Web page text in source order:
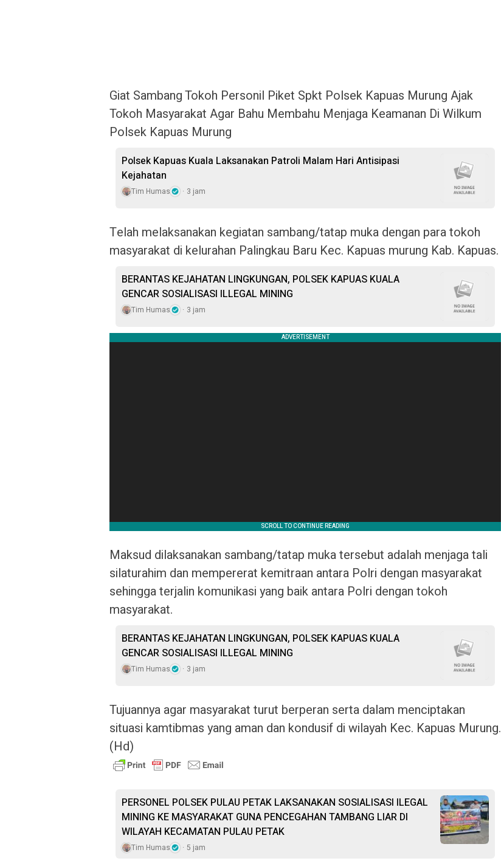
Giat Sambang Tokoh Personil Piket Spkt Polsek Kapuas Murung Ajak
Tokoh Masyarakat Agar Bahu Membahu Menjaga Keamanan Di Wilkum
Polsek Kapuas Murung
Polsek Kapuas Kuala Laksanakan Patroli Malam Hari Antisipasi
Kejahatan
Tim Humas 3 jam
Telah melaksanakan kegiatan sambang/tatap muka dengan para tokoh
masyarakat di kelurahan Palingkau Baru Kec. Kapuas murung Kab. Kapuas.
BERANTAS KEJAHATAN LINGKUNGAN, POLSEK KAPUAS KUALA
GENCAR SOSIALISASI ILLEGAL MINING
Tim Humas 3 jam
Maksud dilaksanakan sambang/tatap muka tersebut adalah menjaga tali
silaturahim dan mempererat kemitraan antara Polri dengan masyarakat
sehingga terjalin komunikasi yang baik antara Polri dengan tokoh
masyarakat.
BERANTAS KEJAHATAN LINGKUNGAN, POLSEK KAPUAS KUALA
GENCAR SOSIALISASI ILLEGAL MINING
Tim Humas 3 jam
Tujuannya agar masyarakat turut berperan serta dalam menciptakan
situasi kamtibmas yang aman dan kondusif di wilayah Kec. Kapuas Murung.
(Hd)
PERSONEL POLSEK PULAU PETAK LAKSANAKAN SOSIALISASI ILEGAL
MINING KE MASYARAKAT GUNA PENCEGAHAN TAMBANG LIAR DI
WILAYAH KECAMATAN PULAU PETAK
Tim Humas 5 jam